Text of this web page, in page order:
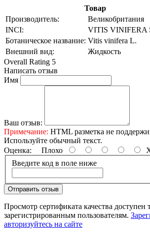
Товар
Производитель:
Великобритания
INCI:
VITIS VINIFERA
Ботаническое название: Vitis vinifera L.
Внешний вид:
Жидкость
Overall Rating 5
Написать отзыв
Имя
Ваш отзыв:
Примечание: HTML разметка не
Используйте обычный текст.
Оценка: Плохо
Введите код в поле ниже
Отправить отзыв
Просмотр сертификата качества доступен
зарегистрированным пользователям.
авторизуйтесь на сайте